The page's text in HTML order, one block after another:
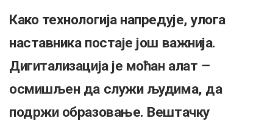
Како технологија напредује, улога
наставника постаје још важнија.
Дигитализација је моћан алат –
осмишљен да служи људима, да
подржи образовање. Вештачку